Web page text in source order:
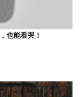
也能看哭！